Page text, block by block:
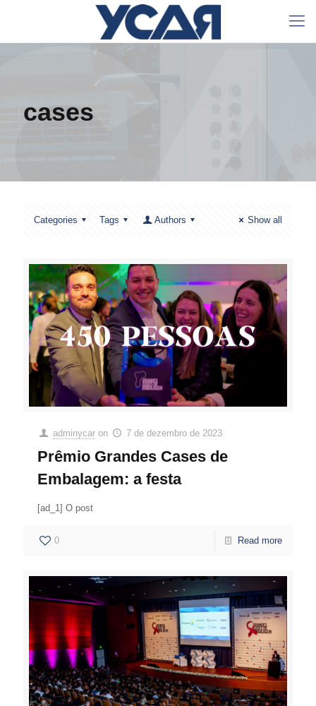
cases
Categories Tags Authors Show all
adminycar on 7 de dezembro de 2023
Prêmio Grandes Cases de
Embalagem: a festa
[ad_1] O post
0 Read more